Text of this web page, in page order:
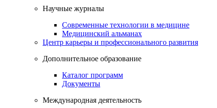
Научные журналы
Современные технологии в медицине
Медицинский альманах
Центр карьеры и профессионального развития
Дополнительное образование
Каталог программ
Документы
Международная деятельность